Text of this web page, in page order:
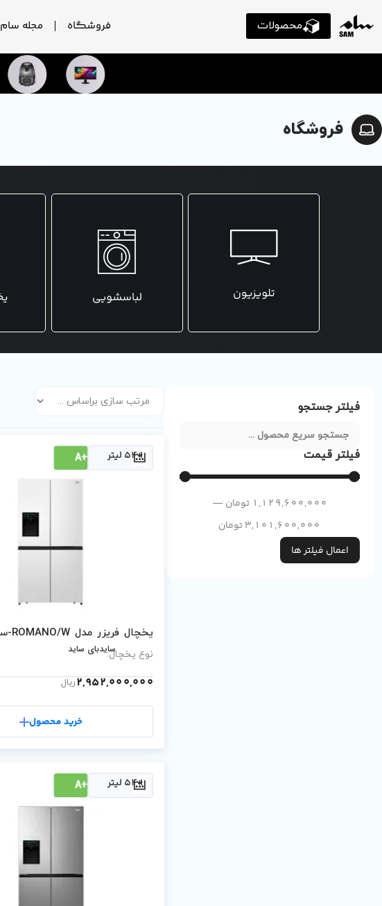
محصولات فروشگاه مجله سام
فروشگاه
فیلتر جستجو
فیلتر قیمت
1,129,600,000 تومان —
3,101,600,000تومان
اعمال فیلتر ها
541 لیتر +A
یخچال فریزر مدل ROMANO/W-سفید
نوع یخچال:سایدبای ساید
2,952,000,000ریال
خرید محصول
541 لیتر +A